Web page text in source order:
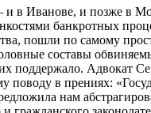
и в Иванове, и позже в
банкротных
пошли по самому
составы
поддержало. Адвокат
поводу в прениях:
нам